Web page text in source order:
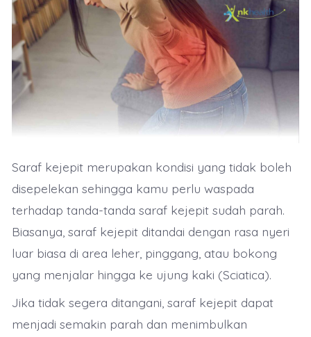
Kejepit
Sudah
Saraf kejepit merupakan kondisi yang tidak boleh
disepelekan sehingga kamu perlu waspada
terhadap tanda-tanda saraf kejepit sudah parah.
Biasanya, saraf kejepit ditandai dengan rasa nyeri
luar biasa di area leher, pinggang, atau bokong
yang menjalar hingga ke ujung kaki (Sciatica).
Jika tidak segera ditangani, saraf kejepit dapat
menjadi semakin parah dan menimbulkan